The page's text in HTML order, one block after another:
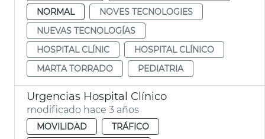
NORMAL
NOVES TECNOLOGIES
NUEVAS TECNOLOGÍAS
HOSPITAL CLÍNIC
HOSPITAL CLÍNICO
MARTA TORRADO
PEDIATRIA
Urgencias Hospital Clínico
modificado hace 3 años
MOVILIDAD
TRÁFICO